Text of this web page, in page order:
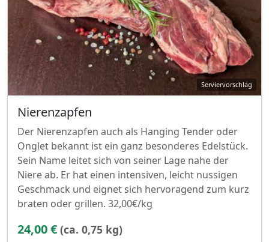
Nierenzapfen
Der Nierenzapfen auch als Hanging Tender oder
Onglet bekannt ist ein ganz besonderes Edelstück.
Sein Name leitet sich von seiner Lage nahe der
Niere ab. Er hat einen intensiven, leicht nussigen
Geschmack und eignet sich hervoragend zum kurz
braten oder grillen. 32,00€/kg
24,00 € (ca. 0,75 kg)